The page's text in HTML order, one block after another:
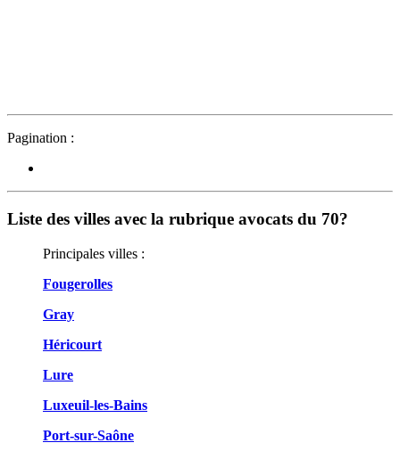
Pagination :
Liste des villes avec la rubrique avocats du 70?
Principales villes :
Fougerolles
Gray
Héricourt
Lure
Luxeuil-les-Bains
Port-sur-Saône